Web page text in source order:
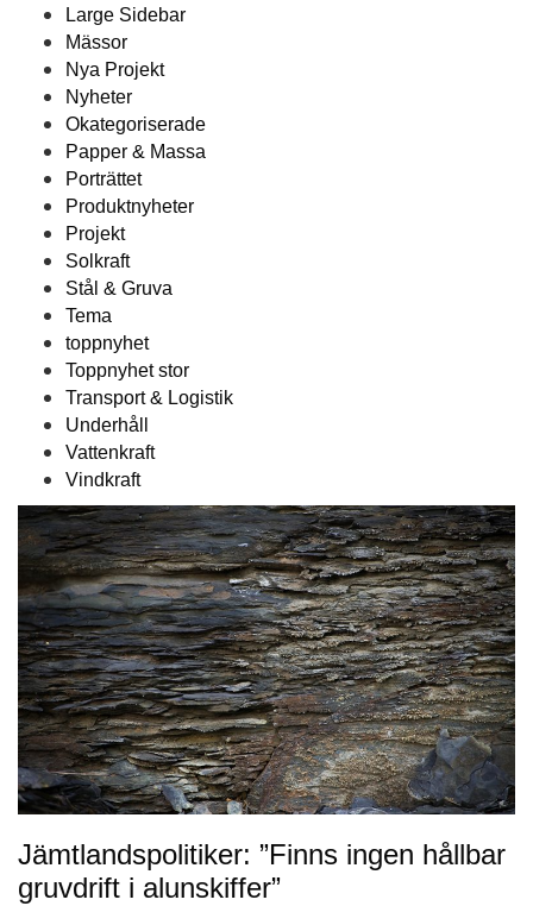
Large Sidebar
Mässor
Nya Projekt
Nyheter
Okategoriserade
Papper & Massa
Porträttet
Produktnyheter
Projekt
Solkraft
Stål & Gruva
Tema
toppnyhet
Toppnyhet stor
Transport & Logistik
Underhåll
Vattenkraft
Vindkraft
Jämtlandspolitiker: ”Finns ingen hållbar
gruvdrift i alunskiffer”